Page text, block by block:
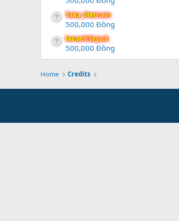
Taka_Vietnam
500,000 Đồng
lananh8xpub
500,000 Đồng
Home Credits